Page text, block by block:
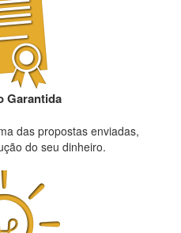
Garantida
das propostas enviadas,
do seu dinheiro.